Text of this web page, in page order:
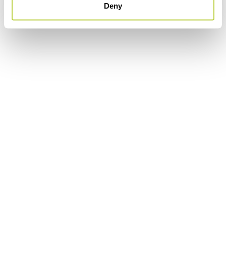
Deny